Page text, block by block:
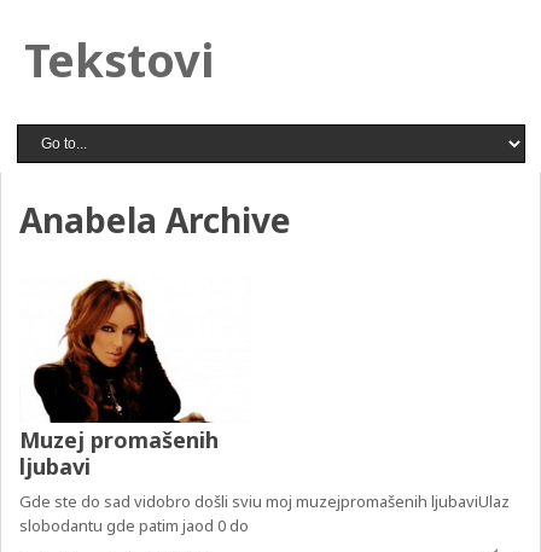
Tekstovi
Anabela Archive
Muzej promašenih
ljubavi
Gde ste do sad vidobro došli sviu moj muzejpromašenih ljubaviUlaz
slobodantu gde patim jaod 0 do